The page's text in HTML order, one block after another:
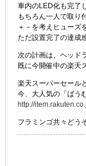
車内のLED化も完了
もちろん一人で取り
＋－を考えヒューズ
ただ設置完了の達成
次の計画は、ヘッド
既に今開催中の楽天
楽天スーパーセール
今、大人気の「ばう
http://
フラミンゴ共々どう